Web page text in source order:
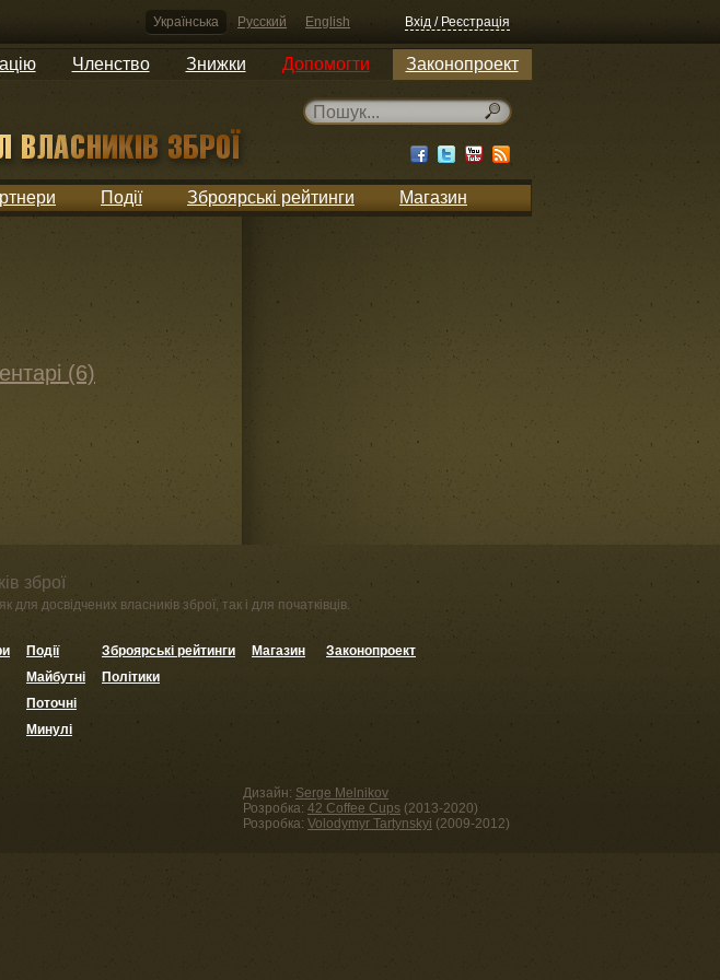
Українська Русский English Вхід / Реєстрація
Членство Знижки Допомогти Законопроект
Події Зброярські рейтинги Магазин
(6)
зброї
досвідчених власників зброї, так і для початківців.
Події
Майбутні
Поточні
Минулі
Зброярські рейтинги
Політики
Магазин Законопроект
Дизайн: Serge Melnikov
Розробка: 42 Coffee Cups (2013-2020)
Розробка: Volodymyr Tartynskyi (2009-2012)